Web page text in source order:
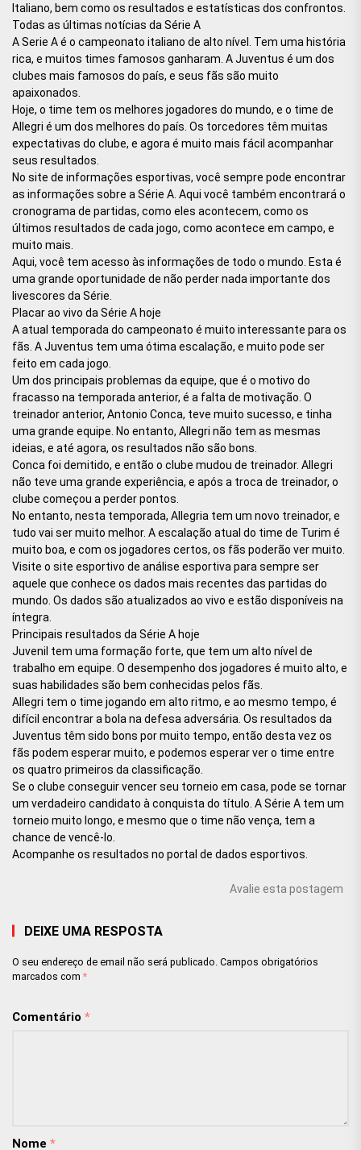
Italiano, bem como os resultados e estatísticas dos confrontos.
Todas as últimas notícias da Série A
A Serie A é o campeonato italiano de alto nível. Tem uma história
rica, e muitos times famosos ganharam. A Juventus é um dos
clubes mais famosos do país, e seus fãs são muito
apaixonados.
Hoje, o time tem os melhores jogadores do mundo, e o time de
Allegri é um dos melhores do país. Os torcedores têm muitas
expectativas do clube, e agora é muito mais fácil acompanhar
seus resultados.
No site de informações esportivas, você sempre pode encontrar
as informações sobre a Série A. Aqui você também encontrará o
cronograma de partidas, como eles acontecem, como os
últimos resultados de cada jogo, como acontece em campo, e
muito mais.
Aqui, você tem acesso às informações de todo o mundo. Esta é
uma grande oportunidade de não perder nada importante dos
livescores da Série.
Placar ao vivo da Série A hoje
A atual temporada do campeonato é muito interessante para os
fãs. A Juventus tem uma ótima escalação, e muito pode ser
feito em cada jogo.
Um dos principais problemas da equipe, que é o motivo do
fracasso na temporada anterior, é a falta de motivação. O
treinador anterior, Antonio Conca, teve muito sucesso, e tinha
uma grande equipe. No entanto, Allegri não tem as mesmas
ideias, e até agora, os resultados não são bons.
Conca foi demitido, e então o clube mudou de treinador. Allegri
não teve uma grande experiência, e após a troca de treinador, o
clube começou a perder pontos.
No entanto, nesta temporada, Allegria tem um novo treinador, e
tudo vai ser muito melhor. A escalação atual do time de Turim é
muito boa, e com os jogadores certos, os fãs poderão ver muito.
Visite o site esportivo de análise esportiva para sempre ser
aquele que conhece os dados mais recentes das partidas do
mundo. Os dados são atualizados ao vivo e estão disponíveis na
íntegra.
Principais resultados da Série A hoje
Juvenil tem uma formação forte, que tem um alto nível de
trabalho em equipe. O desempenho dos jogadores é muito alto, e
suas habilidades são bem conhecidas pelos fãs.
Allegri tem o time jogando em alto ritmo, e ao mesmo tempo, é
difícil encontrar a bola na defesa adversária. Os resultados da
Juventus têm sido bons por muito tempo, então desta vez os
fãs podem esperar muito, e podemos esperar ver o time entre
os quatro primeiros da classificação.
Se o clube conseguir vencer seu torneio em casa, pode se tornar
um verdadeiro candidato à conquista do título. A Série A tem um
torneio muito longo, e mesmo que o time não vença, tem a
chance de vencê-lo.
Acompanhe os resultados no portal de dados esportivos.
Avalie esta postagem
DEIXE UMA RESPOSTA
O seu endereço de email não será publicado. Campos obrigatórios
marcados com *
Comentário *
Nome *